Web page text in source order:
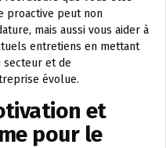
proactive peut non
mais aussi vous aider à
entretiens en mettant
secteur et de
évolue.
et
pour le